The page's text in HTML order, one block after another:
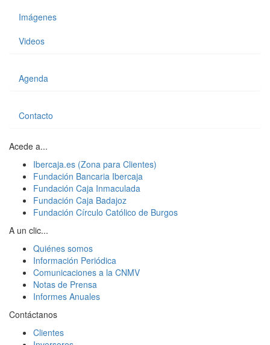
Imágenes
Videos
Agenda
Contacto
Acede a...
Ibercaja.es (Zona para Clientes)
Fundación Bancaria Ibercaja
Fundación Caja Inmaculada
Fundación Caja Badajoz
Fundación Círculo Católico de Burgos
A un clic...
Quiénes somos
Información Periódica
Comunicaciones a la CNMV
Notas de Prensa
Informes Anuales
Contáctanos
Clientes